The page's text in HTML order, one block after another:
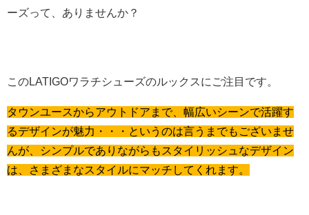
ーズって、ありませんか？
このLATIGOワラチシューズのルックスにご注目です。
タウンユースからアウトドアまで、幅広いシーンで活躍す
るデザインが魅力・・・というのは言うまでもございませ
んが、シンプルでありながらもスタイリッシュなデザイン
は、さまざまなスタイルにマッチしてくれます。